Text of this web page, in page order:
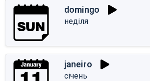
domingo
неділя
janeiro
січень